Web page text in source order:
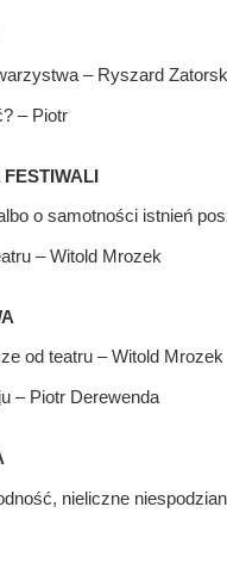
– Ryszard
– Piotr
FESTIWALI
o samotności istnień
– Witold Mrozek
od teatru – Witold Mrozek
– Piotr Derewenda
nieliczne